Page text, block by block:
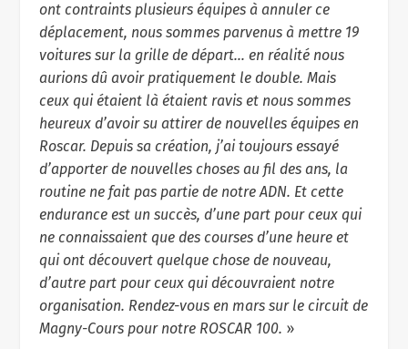
ont contraints plusieurs équipes à annuler ce
déplacement, nous sommes parvenus à mettre 19
voitures sur la grille de départ… en réalité nous
aurions dû avoir pratiquement le double. Mais
ceux qui étaient là étaient ravis et nous sommes
heureux d’avoir su attirer de nouvelles équipes en
Roscar. Depuis sa création, j’ai toujours essayé
d’apporter de nouvelles choses au fil des ans, la
routine ne fait pas partie de notre ADN. Et cette
endurance est un succès, d’une part pour ceux qui
ne connaissaient que des courses d’une heure et
qui ont découvert quelque chose de nouveau,
d’autre part pour ceux qui découvraient notre
organisation. Rendez-vous en mars sur le circuit de
Magny-Cours pour notre ROSCAR 100. »